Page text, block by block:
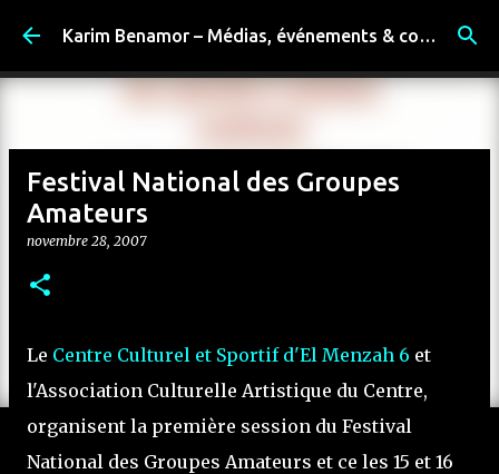
Accéder au contenu principal Karim Benamor – Médias, événements & coulisses
Festival National des Groupes
Amateurs
novembre 28, 2007
Le Centre Culturel et Sportif d'El Menzah 6 et
l'Association Culturelle Artistique du Centre,
organisent la première session du Festival
National des Groupes Amateurs et ce les 15 et 16